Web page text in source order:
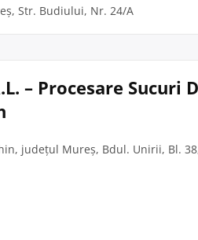
Str. Budiului, Nr. 24/A
– Procesare Sucuri
județul Mureș, Bdul. Unirii, Bl.